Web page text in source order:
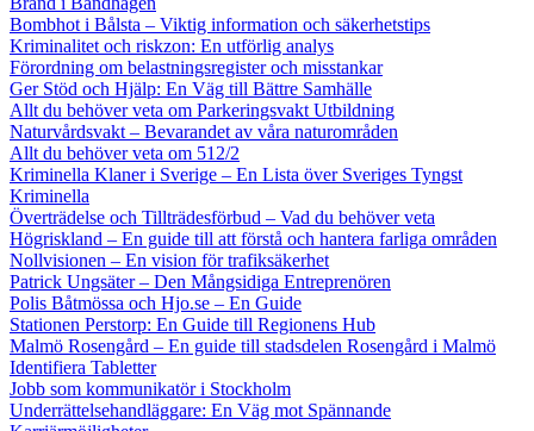
Bombhot i Bålsta – Viktig information och säkerhetstips
Kriminalitet och riskzon: En utförlig analys
Förordning om belastningsregister och misstankar
Ger Stöd och Hjälp: En Väg till Bättre Samhälle
Allt du behöver veta om Parkeringsvakt Utbildning
Naturvårdsvakt – Bevarandet av våra naturområden
Allt du behöver veta om 512/2
Kriminella Klaner i Sverige – En Lista över Sveriges Tyngst
Kriminella
Överträdelse och Tillträdesförbud – Vad du behöver veta
Högriskland – En guide till att förstå och hantera farliga områden
Nollvisionen – En vision för trafiksäkerhet
Patrick Ungsäter – Den Mångsidiga Entreprenören
Polis Båtmössa och Hjo.se – En Guide
Stationen Perstorp: En Guide till Regionens Hub
Malmö Rosengård – En guide till stadsdelen Rosengård i Malmö
Identifiera Tabletter
Jobb som kommunikatör i Stockholm
Underrättelsehandläggare: En Väg mot Spännande